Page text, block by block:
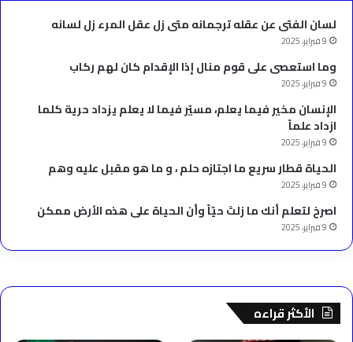
لسان الفتى عن عقله ترجمانه متى زل عقل المرء زل لسانه
9 فبراير، 2025
وما استعصى على قوم منال إذا الإقدام كان لهم ركاب
9 فبراير، 2025
الإنسان مخير فيما يعلم، مسيّر فيما لا يعلم يزداد حرية كلما
ازداد علماً
9 فبراير، 2025
الحياة قطار سريع ما اجتازه حلم ، و ما هو مقبل عليه وهم
9 فبراير، 2025
‫اصرخ لتعلم أنك ما زلتَ حيّاً وأن الحياة على هذه الأرض ممكن
9 فبراير، 2025
الأكثر قراءه